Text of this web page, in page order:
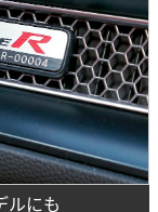
ルにも